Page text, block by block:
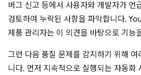
버그 신고 등에서 사용자와 개발자가 언
검토하여 누락된 사항을 파악합니다.
제품 관리자는 이 의견을 바탕으로 기능
그런 다음 품질 문제를 감지하기 위해
니다. 먼저 지속적으로 실행되는 자동화